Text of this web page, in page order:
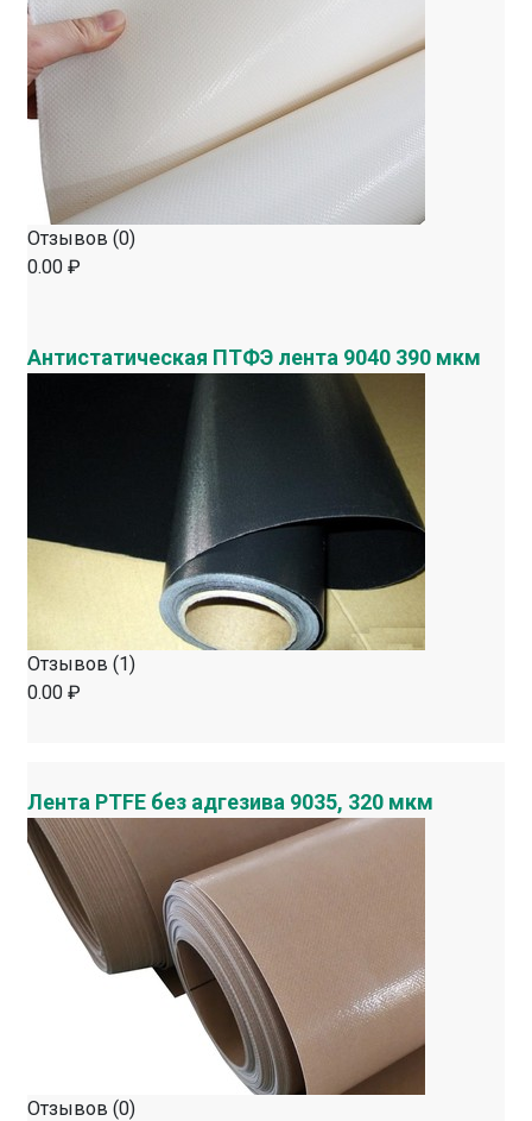
Отзывов (0)
0.00 ₽
Антистатическая ПТФЭ лента 9040 390 мкм
Отзывов (1)
0.00 ₽
Лента PTFE без адгезива 9035, 320 мкм
Отзывов (0)